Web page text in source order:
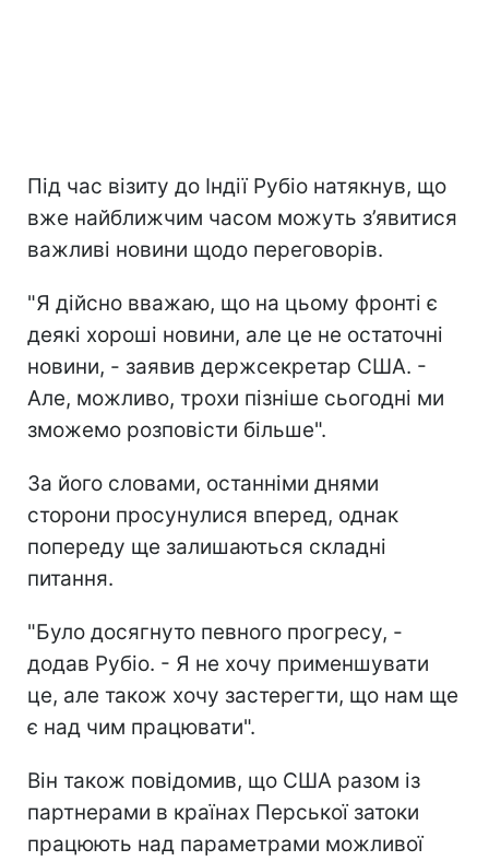
Під час візиту до Індії Рубіо натякнув, що
вже найближчим часом можуть з’явитися
важливі новини щодо переговорів.
"Я дійсно вважаю, що на цьому фронті є
деякі хороші новини, але це не остаточні
новини, - заявив держсекретар США. -
Але, можливо, трохи пізніше сьогодні ми
зможемо розповісти більше".
За його словами, останніми днями
сторони просунулися вперед, однак
попереду ще залишаються складні
питання.
"Було досягнуто певного прогресу, -
додав Рубіо. - Я не хочу применшувати
це, але також хочу застерегти, що нам ще
є над чим працювати".
Він також повідомив, що США разом із
партнерами в країнах Перської затоки
працюють над параметрами можливої